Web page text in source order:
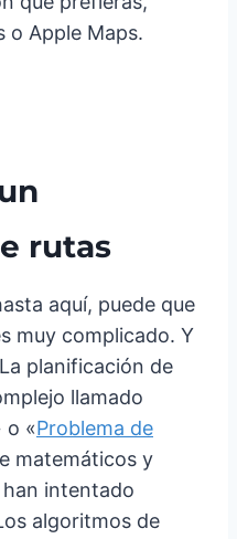
o Apple Maps.
rutas
aquí, puede que
muy complicado. Y
planificación de
llamado
o «Problema de
matemáticos y
intentado
algoritmos de